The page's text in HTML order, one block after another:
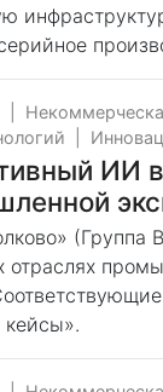
ИИ
(Группа
отраслях
кейсы».